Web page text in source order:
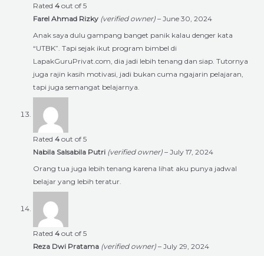
Rated 4 out of 5
Farel Ahmad Rizky (verified owner) – June 30, 2024
Anak saya dulu gampang banget panik kalau denger kata
“UTBK”. Tapi sejak ikut program bimbel di
LapakGuruPrivat.com, dia jadi lebih tenang dan siap. Tutornya
juga rajin kasih motivasi, jadi bukan cuma ngajarin pelajaran,
tapi juga semangat belajarnya.
Rated 4 out of 5
Nabila Salsabila Putri (verified owner) – July 17, 2024
Orang tua juga lebih tenang karena lihat aku punya jadwal
belajar yang lebih teratur.
Rated 4 out of 5
Reza Dwi Pratama (verified owner) – July 29, 2024